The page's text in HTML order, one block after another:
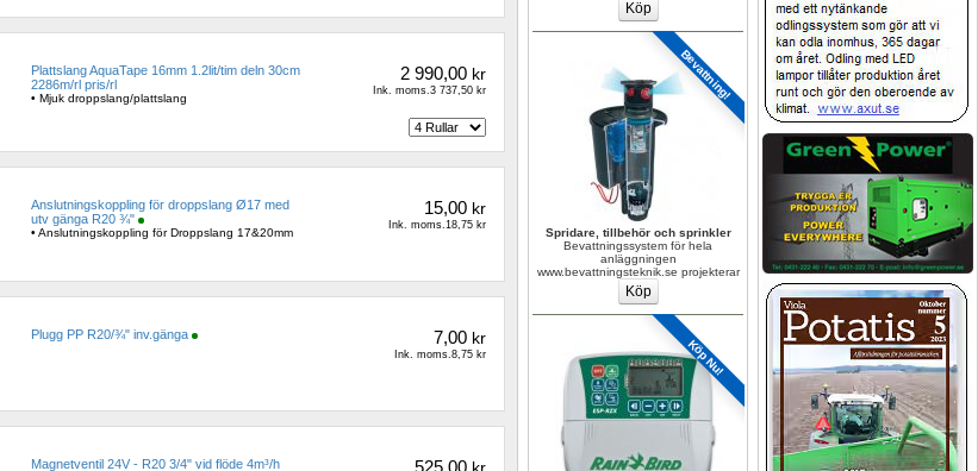
Bevattning!
Spridare, tillbehör och sprinkler
Bevattningssystem för hela
anläggningen
www.bevattningsteknik.se projekterar
Köp Nu!
Plattslang AquaTape 16mm 1.2lit/tim deln 30cm
2286m/rl pris/rl
• Mjuk droppslang/plattslang
2 990,00kr
Ink. moms.3 737,50 kr
Anslutningskoppling för droppslang Ø17 med
utv gänga R20 ¾"
• Anslutningskoppling för Droppslang 17&20mm
15,00kr
Ink. moms.18,75 kr
Plugg PP R20/¾" inv.gänga 7,00kr
Ink. moms.8,75 kr
Magnetventil 24V - R20 3/4" vid flöde 4m³/h
525,00